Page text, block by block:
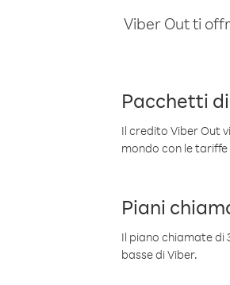
Viber Out ti
Pacchetti
Il credito Viber Out
mondo con le tariffe
Piani
Il piano chiamate di
basse di Viber.